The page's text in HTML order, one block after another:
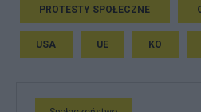
PROTESTY SPOŁECZNE
USA UE KO